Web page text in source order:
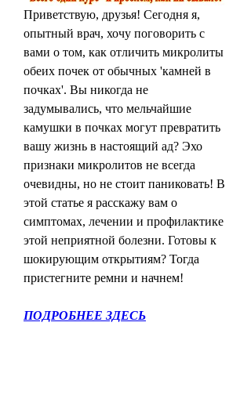
Приветствую, друзья! Сегодня я,
опытный врач, хочу поговорить с
вами о том, как отличить микролиты
обеих почек от обычных 'камней в
почках'. Вы никогда не
задумывались, что мельчайшие
камушки в почках могут превратить
вашу жизнь в настоящий ад? Эхо
признаки микролитов не всегда
очевидны, но не стоит паниковать! В
этой статье я расскажу вам о
симптомах, лечении и профилактике
этой неприятной болезни. Готовы к
шокирующим открытиям? Тогда
пристегните ремни и начнем!
ПОДРОБНЕЕ ЗДЕСЬ